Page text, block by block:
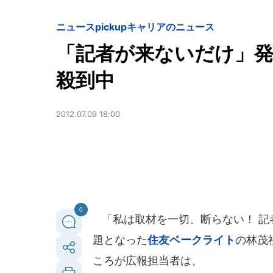
ニュースpickupキャリアのニュース
「記者が来ないだけ」
殺到中
2012.07.09 18:00
0
「私は取材を一切、断らない！
題となった住友ベークライトの林茂
ころが広報担当者は、